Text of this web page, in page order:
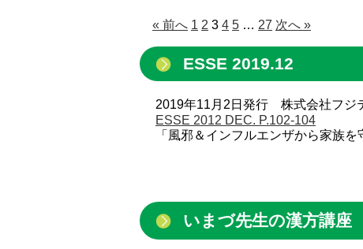
« 前へ 1 2 3 4 5 … 27 次へ »
ESSE 2019.12
2019年11月2日発行 株式会社フジ
ESSE 2012 DEC. P.102-104
「風邪＆インフルエンザから家族を
いまづ先生の漢方講